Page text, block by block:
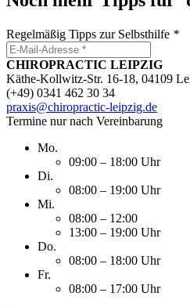
Regelmäßig Tipps zur Selbsthilfe *
CHIROPRACTIC LEIPZIG
Käthe-Kollwitz-Str. 16-18, 04109
(+49) 0341 462 30 34
praxis@chiropractic-leipzig.de
Termine nur nach Vereinbarung
Mo.
09:00 – 18:00 Uhr
Di.
08:00 – 19:00 Uhr
Mi.
08:00 – 12:00
13:00 – 19:00 Uhr
Do.
08:00 – 18:00 Uhr
Fr.
08:00 – 17:00 Uhr